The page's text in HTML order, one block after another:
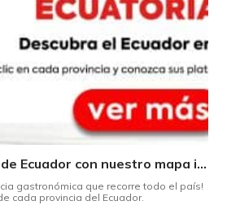
Descubra el sabor de Ecuador con nuestro mapa interactivo de recetas
gastronómica que recorre todo el país!
cada provincia del Ecuador.